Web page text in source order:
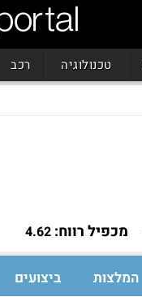
טכנולוגיה רכב
מכפיל רווח: 4.62
המלצות ביצועים